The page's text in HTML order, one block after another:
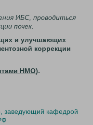
ИБС, проводиться
почек.
и улучшающих
коррекции
НМО).
заведующий кафедрой